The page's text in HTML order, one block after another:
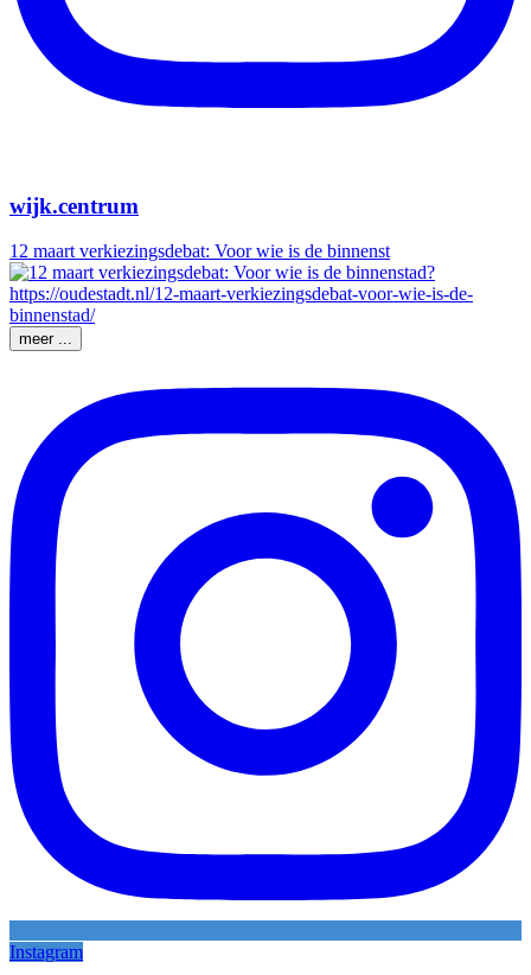
wijk.centrum
12 maart verkiezingsdebat: Voor wie is de binnenst
meer ...
Instagram